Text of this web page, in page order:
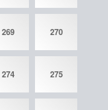
269 270
274 275